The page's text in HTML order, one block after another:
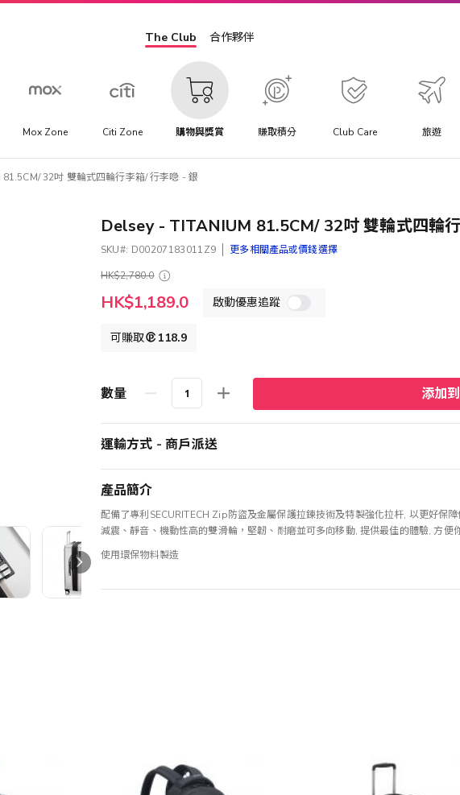
The Club 合作夥伴
Mox Zone Citi Zone 購物與獎賞 賺取積分 Club Care 旅遊
32吋 雙輪式四輪行李箱/ 行李喼 - 銀
Delsey - TITANIUM 81.5CM/ 32吋 雙輪式四輪
SKU D00207183011Z9
更多相關產品或價錢選擇
HK$2,780.0
特
殊
HK$1,189.0 啟動優惠追蹤
可賺取 118.9
數量 添加
運輸方式 - 商戶派送
產品簡介
配備了專利SECURITECH Zip防盜及金屬保護拉鍊技術及特製強化拉杆, 以更好保
減震、靜音、機動性高的雙滑輪，堅韌、耐磨並可多向移動, 提供最佳的體驗, 方便
使用環保物料製造